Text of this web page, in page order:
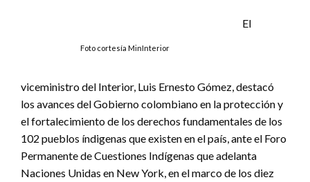
Foto cortesía MinInterior
El
viceministro del Interior, Luis Ernesto Gómez, destacó
los avances del Gobierno colombiano en la protección y
el fortalecimiento de los derechos fundamentales de los
102 pueblos índigenas que existen en el país, ante el Foro
Permanente de Cuestiones Indígenas que adelanta
Naciones Unidas en New York, en el marco de los diez